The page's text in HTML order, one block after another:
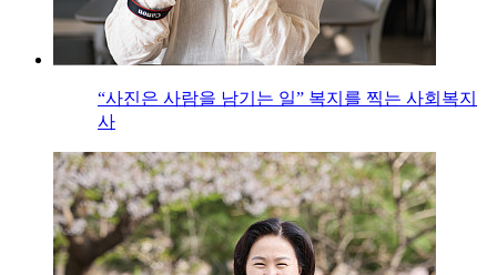
“사진은 사람을 남기는 일” 복지를 찍는 사회복지
사